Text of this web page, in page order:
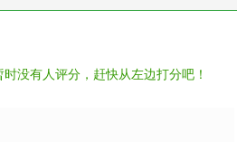
时没有人评分，赶快从左边打分吧！